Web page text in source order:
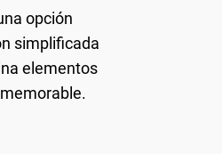
opción
simplificada
elementos